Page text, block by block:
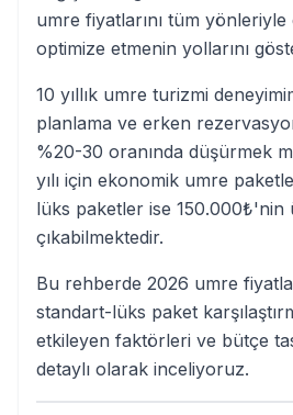
umre fiyatlarını tüm
optimize etmenin yollarını
10 yıllık umre turizmi
planlama ve erken
%20-30 oranında düşürmek
yılı için ekonomik umre
lüks paketler ise 150.000₺'nin
çıkabilmektedir.
Bu rehberde 2026 umre
standart-lüks paket
etkileyen faktörleri ve bütçe
detaylı olarak inceliyoruz.